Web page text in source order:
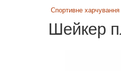
Спортивне харчування
Шейкер